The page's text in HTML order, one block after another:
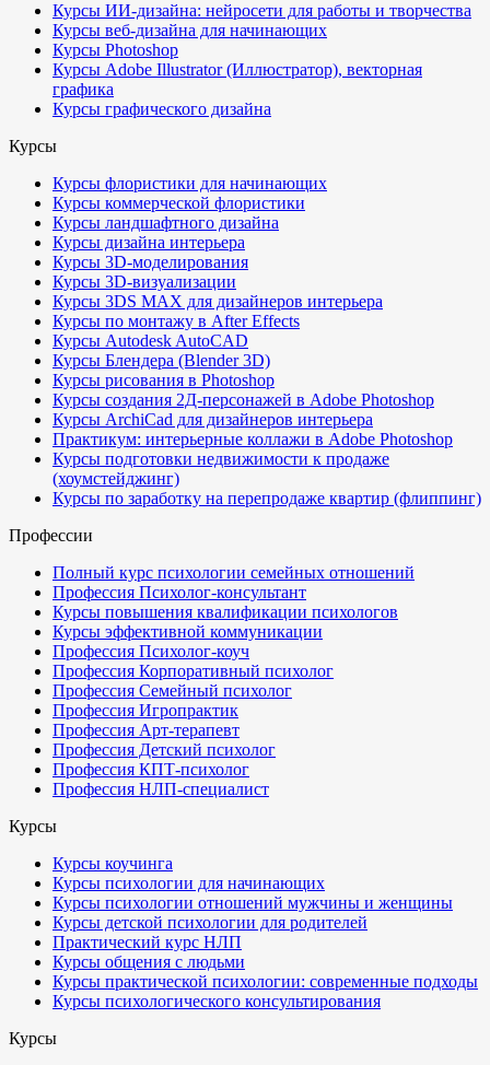
Курсы ИИ-дизайна: нейросети для работы и творчества
Курсы веб-дизайна для начинающих
Курсы Photoshop
Курсы Adobe Illustrator (Иллюстратор), векторная
графика
Курсы графического дизайна
Курсы
Курсы флористики для начинающих
Курсы коммерческой флористики
Курсы ландшафтного дизайна
Курсы дизайна интерьера
Курсы 3D-моделирования
Курсы 3D-визуализации
Курсы 3DS MAX для дизайнеров интерьера
Курсы по монтажу в After Effects
Курсы Autodesk AutoCAD
Курсы Блендера (Blender 3D)
Курсы рисования в Photoshop
Курсы создания 2Д-персонажей в Adobe Photoshop
Курсы ArchiCad для дизайнеров интерьера
Практикум: интерьерные коллажи в Adobe Photoshop
Курсы подготовки недвижимости к продаже
(хоумстейджинг)
Курсы по заработку на перепродаже квартир (флиппинг)
Профессии
Полный курс психологии семейных отношений
Профессия Психолог-консультант
Курсы повышения квалификации психологов
Курсы эффективной коммуникации
Профессия Психолог-коуч
Профессия Корпоративный психолог
Профессия Семейный психолог
Профессия Игропрактик
Профессия Арт-терапевт
Профессия Детский психолог
Профессия КПТ-психолог
Профессия НЛП-специалист
Курсы
Курсы коучинга
Курсы психологии для начинающих
Курсы психологии отношений мужчины и женщины
Курсы детской психологии для родителей
Практический курс НЛП
Курсы общения с людьми
Курсы практической психологии: современные подходы
Курсы психологического консультирования
Курсы